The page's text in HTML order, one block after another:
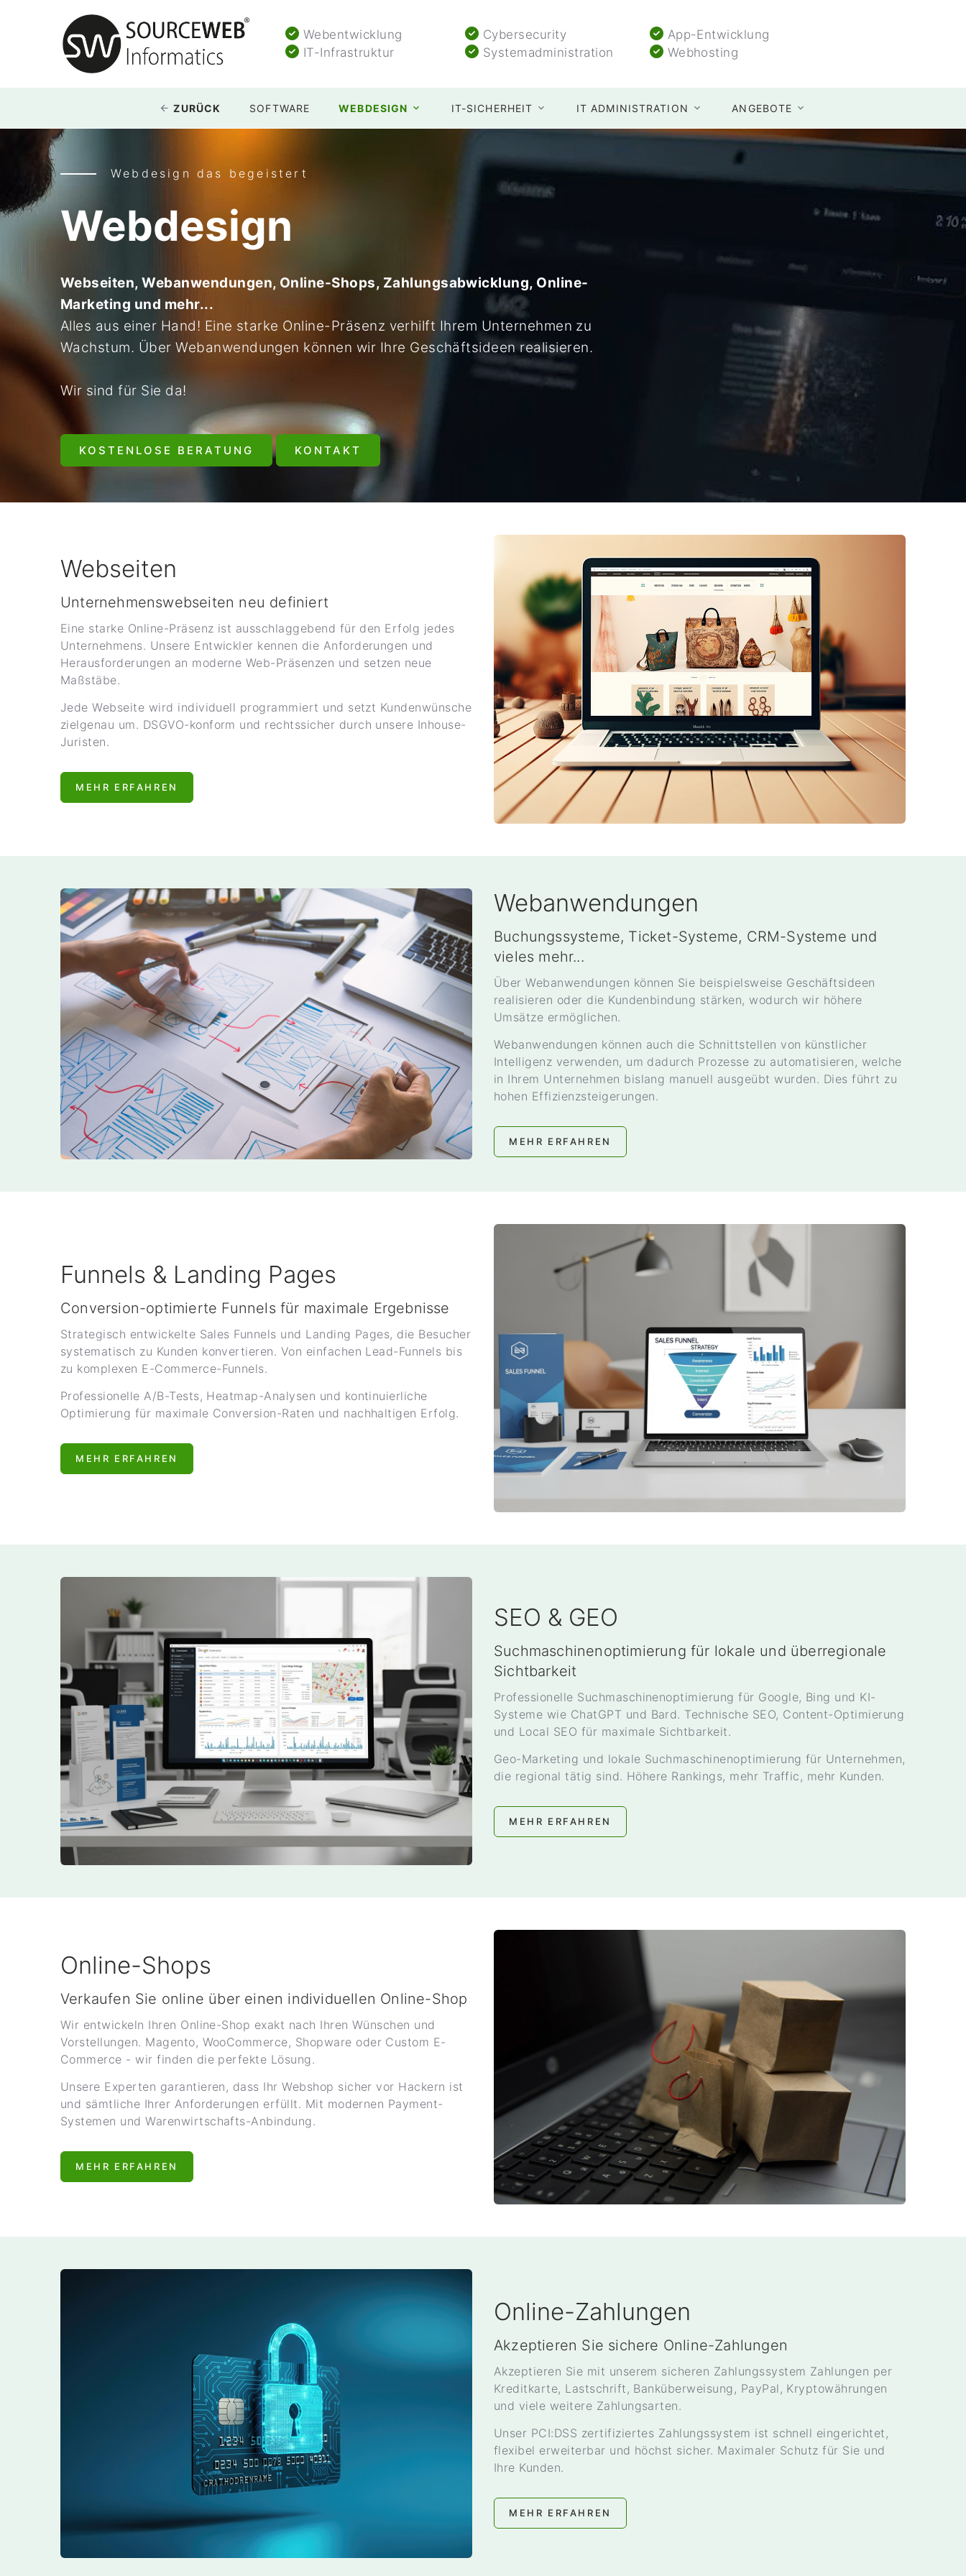
Webentwicklung
IT-Infrastruktur
Cybersecurity
Systemadministration
App-Entwicklung
Webhosting
ZURÜCK SOFTWARE WEBDESIGN IT-SICHERHEIT IT ADMINISTRATION ANGEBOTE
Webdesign das begeistert
Webdesign
Webseiten, Webanwendungen, Online-Shops, Zahlungsabwicklung, Online-
Marketing und mehr...
Alles aus einer Hand! Eine starke Online-Präsenz verhilft Ihrem Unternehmen zu
Wachstum. Über Webanwendungen können wir Ihre Geschäftsideen realisieren.
Wir sind für Sie da!
KOSTENLOSE BERATUNG KONTAKT
Webseiten
Unternehmenswebseiten neu definiert
Eine starke Online-Präsenz ist ausschlaggebend für den Erfolg jedes
Unternehmens. Unsere Entwickler kennen die Anforderungen und
Herausforderungen an moderne Web-Präsenzen und setzen neue
Maßstäbe.
Jede Webseite wird individuell programmiert und setzt Kundenwünsche
zielgenau um. DSGVO-konform und rechtssicher durch unsere Inhouse-
Juristen.
MEHR ERFAHREN
Webanwendungen
Buchungssysteme, Ticket-Systeme, CRM-Systeme und
vieles mehr...
Über Webanwendungen können Sie beispielsweise Geschäftsideen
realisieren oder die Kundenbindung stärken, wodurch wir höhere
Umsätze ermöglichen.
Webanwendungen können auch die Schnittstellen von künstlicher
Intelligenz verwenden, um dadurch Prozesse zu automatisieren, welche
in Ihrem Unternehmen bislang manuell ausgeübt wurden. Dies führt zu
hohen Effizienzsteigerungen.
MEHR ERFAHREN
Funnels & Landing Pages
Conversion-optimierte Funnels für maximale Ergebnisse
Strategisch entwickelte Sales Funnels und Landing Pages, die Besucher
systematisch zu Kunden konvertieren. Von einfachen Lead-Funnels bis
zu komplexen E-Commerce-Funnels.
Professionelle A/B-Tests, Heatmap-Analysen und kontinuierliche
Optimierung für maximale Conversion-Raten und nachhaltigen Erfolg.
MEHR ERFAHREN
SEO & GEO
Suchmaschinenoptimierung für lokale und überregionale
Sichtbarkeit
Professionelle Suchmaschinenoptimierung für Google, Bing und KI-
Systeme wie ChatGPT und Bard. Technische SEO, Content-Optimierung
und Local SEO für maximale Sichtbarkeit.
Geo-Marketing und lokale Suchmaschinenoptimierung für Unternehmen,
die regional tätig sind. Höhere Rankings, mehr Traffic, mehr Kunden.
MEHR ERFAHREN
Online-Shops
Verkaufen Sie online über einen individuellen Online-Shop
Wir entwickeln Ihren Online-Shop exakt nach Ihren Wünschen und
Vorstellungen. Magento, WooCommerce, Shopware oder Custom E-
Commerce - wir finden die perfekte Lösung.
Unsere Experten garantieren, dass Ihr Webshop sicher vor Hackern ist
und sämtliche Ihrer Anforderungen erfüllt. Mit modernen Payment-
Systemen und Warenwirtschafts-Anbindung.
MEHR ERFAHREN
Online-Zahlungen
Akzeptieren Sie sichere Online-Zahlungen
Akzeptieren Sie mit unserem sicheren Zahlungssystem Zahlungen per
Kreditkarte, Lastschrift, Banküberweisung, PayPal, Kryptowährungen
und viele weitere Zahlungsarten.
Unser PCI:DSS zertifiziertes Zahlungssystem ist schnell eingerichtet,
flexibel erweiterbar und höchst sicher. Maximaler Schutz für Sie und
Ihre Kunden.
MEHR ERFAHREN